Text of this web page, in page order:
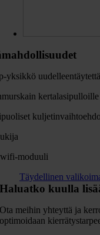
yksikkö
kertalasipulloille
moduuli
Täydellinen
Haluatko kuulla
Ota meihin yhteyttä ja
optimoidaan